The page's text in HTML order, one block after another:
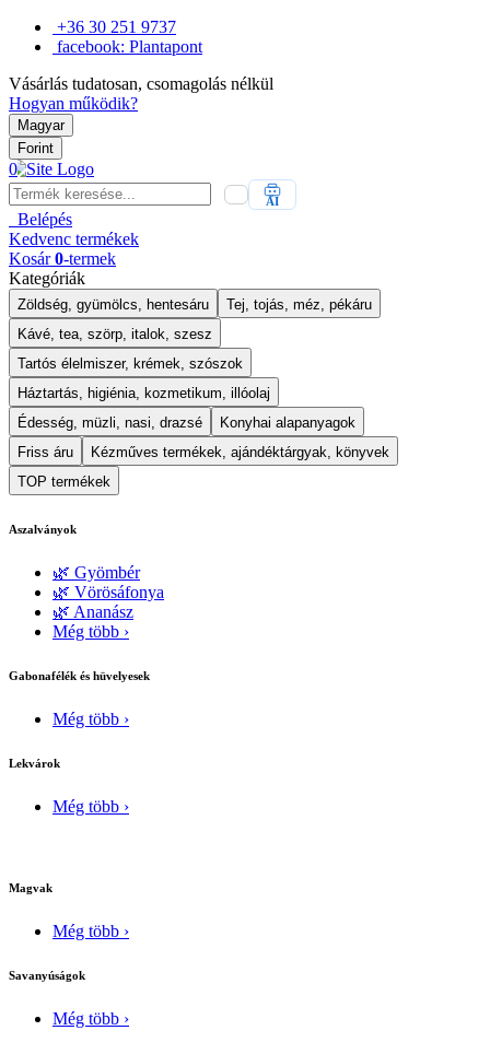
+36 30 251 9737
facebook: Plantapont
Vásárlás tudatosan, csomagolás nélkül
Hogyan működik?
Magyar
Forint
0
AI
Belépés
Kedvenc termékek
Kosár 0-termek
Kategóriák
Zöldség, gyümölcs, hentesáru
Tej, tojás, méz, pékáru
Kávé, tea, szörp, italok, szesz
Tartós élelmiszer, krémek, szószok
Háztartás, higiénia, kozmetikum, illóolaj
Édesség, müzli, nasi, drazsé
Konyhai alapanyagok
Friss áru
Kézműves termékek, ajándéktárgyak, könyvek
TOP termékek
Aszalványok
🌿 Gyömbér
🌿 Vörösáfonya
🌿 Ananász
Még több ›
Gabonafélék és hüvelyesek
Még több ›
Lekvárok
Még több ›
Magvak
Még több ›
Savanyúságok
Még több ›